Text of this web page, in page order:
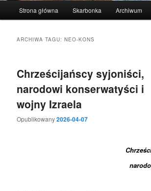
Strona główna Skarbonka Archiwum
ARCHIWA TAGU:NEO-KONS
Chrześcijańscy syjoniści,
narodowi konserwatyści i
wojny Izraela
Opublikowany2026-04-07